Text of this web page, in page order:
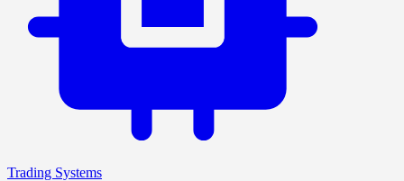
Trading Systems